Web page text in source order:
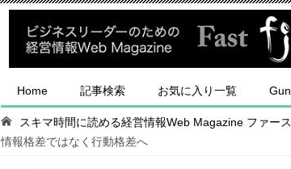
Home 記事検索 お気に入り一覧
スキマ時間に読める経営情報Web Magazine ファー
情報格差ではなく行動格差へ